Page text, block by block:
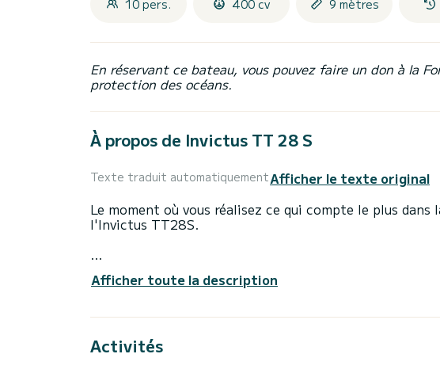
10 pers. 400 cv 9 mètres
En réservant ce bateau, vous pouvez faire un don à la
protection des océans.
À propos de Invictus TT 28 S
Texte traduit automatiquementAfficher le texte original
Le moment où vous réalisez ce qui compte le plus dans
l'Invictus TT28S.
Le plaisir d'une journée de plaisir à bord avec des amis
Afficher toute la description
Activités